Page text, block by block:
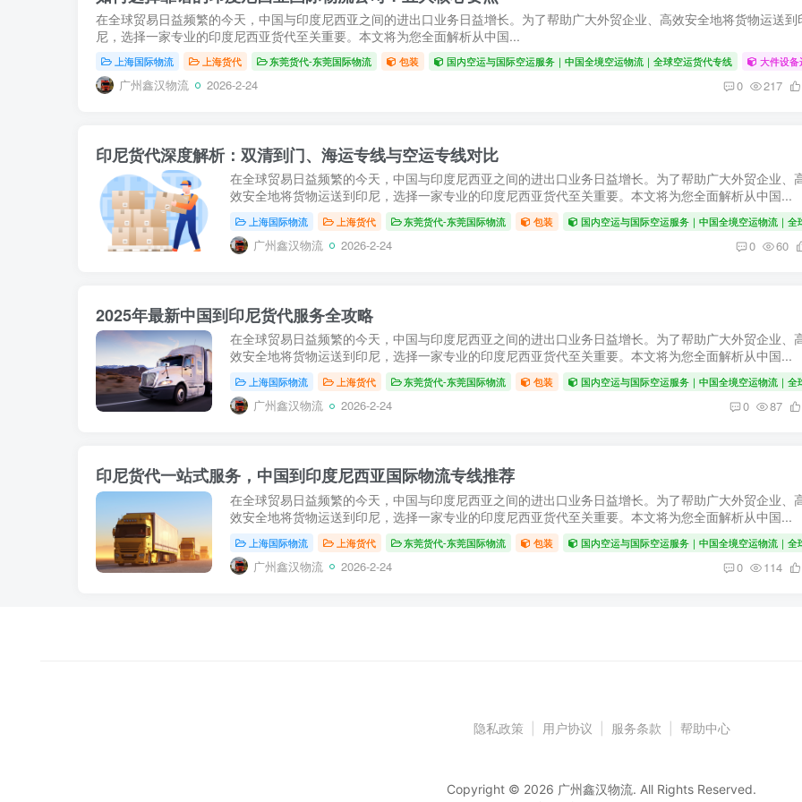
在全球贸易日益频繁的今天，中国与印度尼西亚之间的进出口业务日益增长。为了帮助广大外贸企业、高效安全地将货物运送到
尼，选择一家专业的印度尼西亚货代至关重要。本文将为您全面解析从中国...
上海国际物流 上海货代 东莞货代-东莞国际物流 包装 国内空运与国际空运服务｜中国全境空运物流｜全球空运货代专线 大件设备
广州鑫汉物流 2026-2-24 0 217
印尼货代深度解析：双清到门、海运专线与空运专线对比
在全球贸易日益频繁的今天，中国与印度尼西亚之间的进出口业务日益增长。为了帮助广大外贸企业、
效安全地将货物运送到印尼，选择一家专业的印度尼西亚货代至关重要。本文将为您全面解析从中国...
上海国际物流 上海货代 东莞货代-东莞国际物流 包装 国内空运与国际空运服务｜中国全境空运物流｜全
广州鑫汉物流 2026-2-24 0 60
2025年最新中国到印尼货代服务全攻略
在全球贸易日益频繁的今天，中国与印度尼西亚之间的进出口业务日益增长。为了帮助广大外贸企业、
效安全地将货物运送到印尼，选择一家专业的印度尼西亚货代至关重要。本文将为您全面解析从中国...
上海国际物流 上海货代 东莞货代-东莞国际物流 包装 国内空运与国际空运服务｜中国全境空运物流｜全
广州鑫汉物流 2026-2-24 0 87
印尼货代一站式服务，中国到印度尼西亚国际物流专线推荐
在全球贸易日益频繁的今天，中国与印度尼西亚之间的进出口业务日益增长。为了帮助广大外贸企业、
效安全地将货物运送到印尼，选择一家专业的印度尼西亚货代至关重要。本文将为您全面解析从中国...
上海国际物流 上海货代 东莞货代-东莞国际物流 包装 国内空运与国际空运服务｜中国全境空运物流｜全
广州鑫汉物流 2026-2-24 0 114
隐私政策 用户协议 服务条款 帮助中心
Copyright © 2026 广州鑫汉物流. All Rights Reserved.